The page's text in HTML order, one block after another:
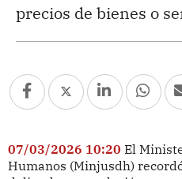
precios de bienes o
07/03/2026 10:20 El
Humanos (Minjusdh)